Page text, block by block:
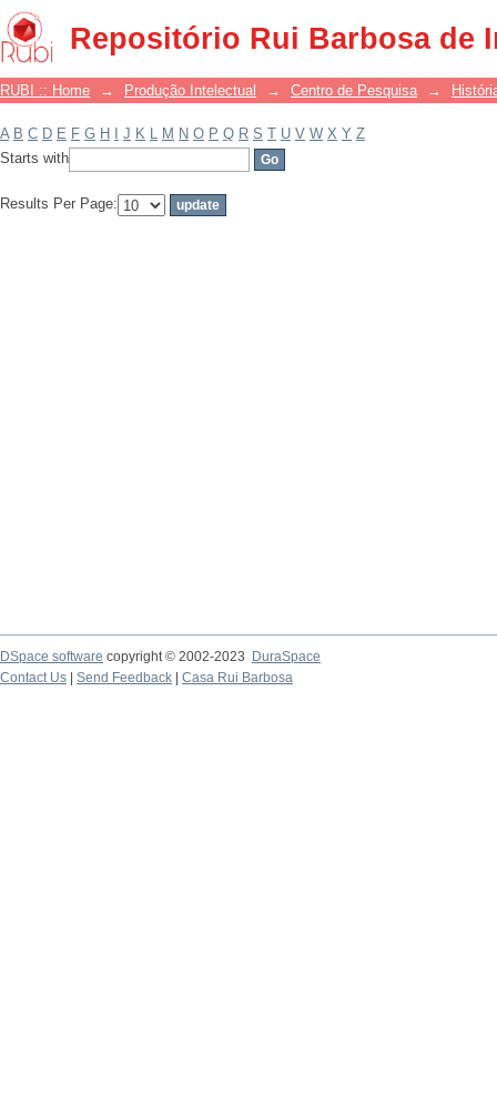
Repositório Rui Barbosa de
Filter by: Subject
RUBI :: Home → Produção Intelectual → Centro de Pesquisa →
A B C D E F G H J K L M N O P Q R S T U V W X Y Z
Starts with
Results Per Page:
DSpace software copyright © 2002-2023
DuraSpace
Contact Us
Send Feedback Casa Rui Barbosa